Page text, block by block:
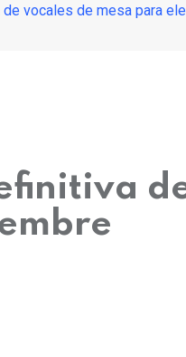
vocales de mesa para